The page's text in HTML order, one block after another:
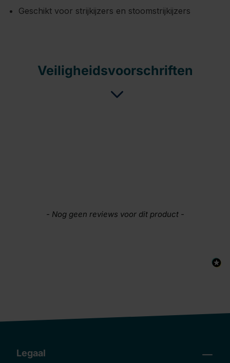
Geschikt voor strijkijzers en stoomstrijkijzers
Veiligheidsvoorschriften
- Nog geen reviews voor dit product -
New content loaded
Legaal